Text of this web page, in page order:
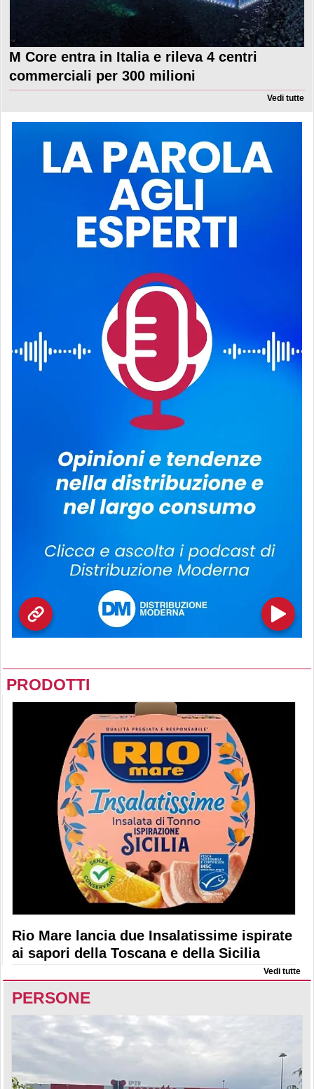
M Core entra in Italia e rileva 4 centri
commerciali per 300 milioni
Vedi tutte
PRODOTTI
Rio Mare lancia due Insalatissime ispirate
ai sapori della Toscana e della Sicilia
Vedi tutte
PERSONE